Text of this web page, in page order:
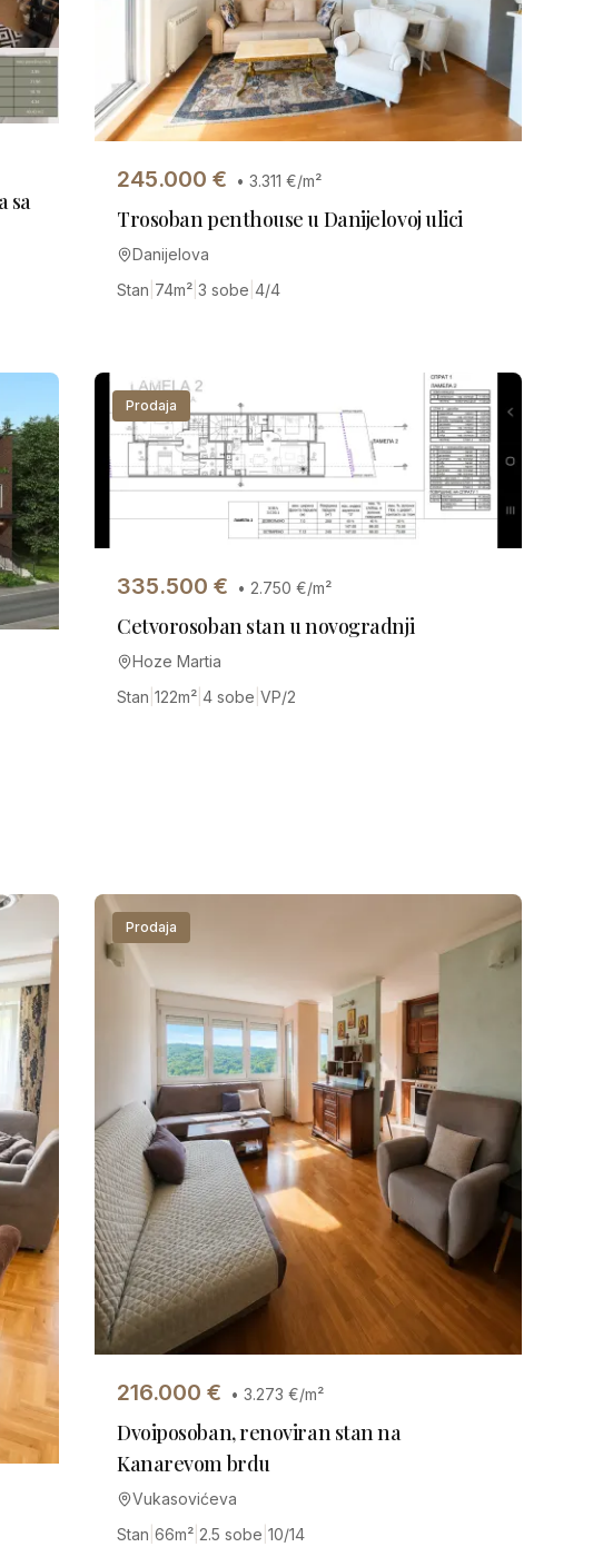
sa
245.000 € • 3.311 €/m²
Trosoban penthouse u Danijelovoj ulici
Danijelova
Stan 74m² 3 sobe 4/4
Prodaja
335.500 € • 2.750 €/m²
Cetvorosoban stan u novogradnji
Hoze Martia
Stan 122m² 4 sobe VP/2
Prodaja
216.000 € • 3.273 €/m²
Dvoiposoban, renoviran stan na
Kanarevom brdu
Vukasovićeva
Stan 66m² 2.5 sobe 10/14